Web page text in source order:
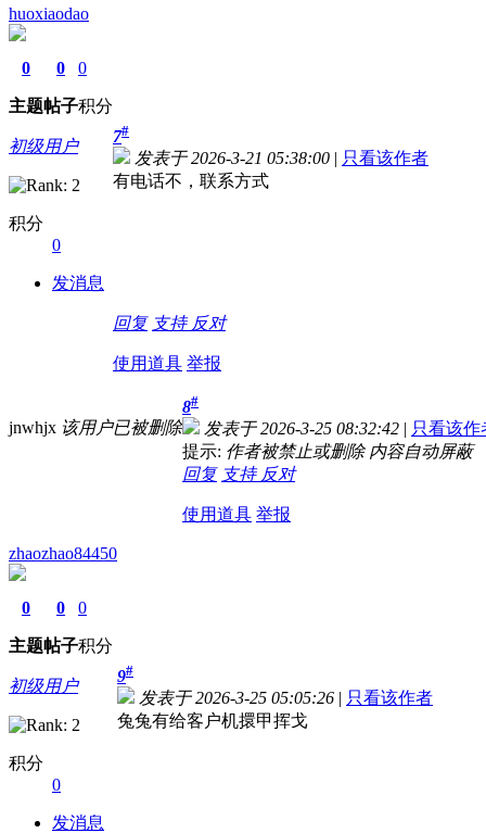
huoxiaodao
0
主题
0
帖子
0
积分
初级用户
积分
0
发消息
7#
发表于 2026-3-21 05:38:00 | 只看该作者
有电话不，联系方式
回复 支持 反对
使用道具 举报
jnwhjx 该用户已被删除
8#
发表于 2026-3-25 08:32:42 | 只看该作
提示: 作者被禁止或删除 内容自动屏蔽
回复 支持 反对
使用道具 举报
zhaozhao84450
0
主题
0
帖子
0
积分
初级用户
积分
0
发消息
9#
发表于 2026-3-25 05:05:26 | 只看该作者
兔兔有给客户机擐甲挥戈